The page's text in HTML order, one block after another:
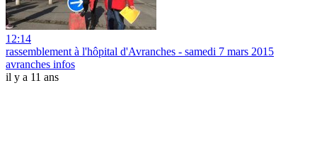
12:14
rassemblement à l'hôpital d'Avranches - samedi 7 mars 2015
avranches infos
il y a 11 ans